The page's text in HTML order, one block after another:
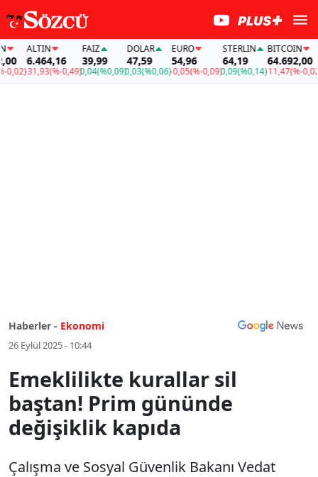
ALTIN
6.464,16
-31,93(%-0,49)
FAİZ
39,99
0,04(%0,09)
DOLAR
47,59
0,03(%0,06)
EURO
54,96
-0,05(%-0,09)
STERLIN
64,19
0,09(%0,14)
BITCOIN
64.692,00
-11,47(%-0,02)-
Haberler - Ekonomi
26 Eylül 2025 - 10:44
Emeklilikte kurallar sil
baştan! Prim gününde
değişiklik kapıda
Çalışma ve Sosyal Güvenlik Bakanı Vedat